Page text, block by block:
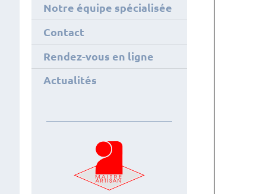
Notre équipe spécialisée
Contact
Rendez-vous en ligne
Actualités